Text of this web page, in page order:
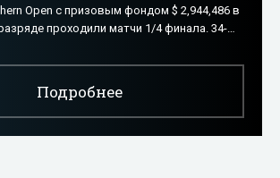
Open с призовым фондом $ 2,944,486 в
проходили матчи 1/4 финала. 34-
Подробнее